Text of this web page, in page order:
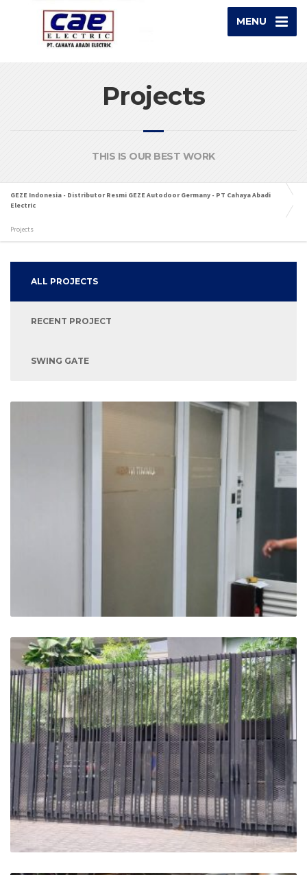
MENU
Projects
THIS IS OUR BEST WORK
GEZE Indonesia - Distributor Resmi GEZE Autodoor Germany - PT Cahaya Abadi
Electric
Projects
ALL PROJECTS
RECENT PROJECT
SWING GATE